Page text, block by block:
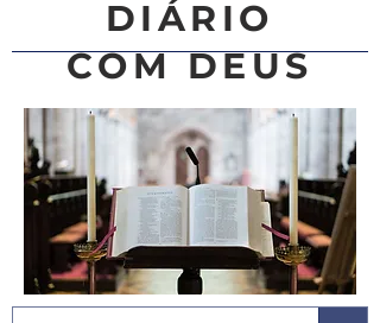
DIÁRIO
COM DEUS